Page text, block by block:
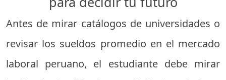
Antes de mirar catálogos de universidades o
revisar los sueldos promedio en el mercado
laboral peruano, el estudiante debe mirar